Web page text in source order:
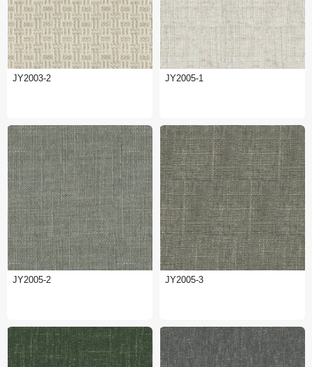
JY2003-2 JY2005-1
JY2005-2 JY2005-3